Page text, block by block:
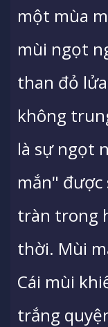
một mùa
mùi ngọt
than đỏ
không
là sự ngọt
mắn" được
tràn trong
thời. Mùi
Cái mùi
trắng